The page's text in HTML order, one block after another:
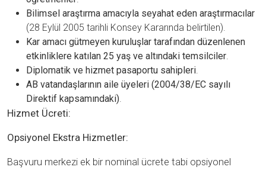
Bilimsel araştırma amacıyla seyahat eden araştırmacılar
(28 Eylül 2005 tarihli Konsey Kararında belirtilen).
Kar amacı gütmeyen kuruluşlar tarafından düzenlenen
etkinliklere katılan 25 yaş ve altındaki temsilciler.
Diplomatik ve hizmet pasaportu sahipleri.
AB vatandaşlarının aile üyeleri (2004/38/EC sayılı
Direktif kapsamındaki).
Hizmet Ücreti:
Opsiyonel Ekstra Hizmetler:
Başvuru merkezi ek bir nominal ücrete tabi opsiyonel